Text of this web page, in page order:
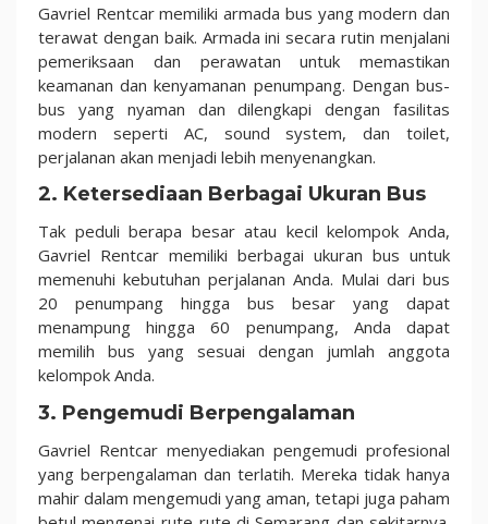
Gavriel Rentcar memiliki armada bus yang modern dan
terawat dengan baik. Armada ini secara rutin menjalani
pemeriksaan dan perawatan untuk memastikan
keamanan dan kenyamanan penumpang. Dengan bus-
bus yang nyaman dan dilengkapi dengan fasilitas
modern seperti AC, sound system, dan toilet,
perjalanan akan menjadi lebih menyenangkan.
2. Ketersediaan Berbagai Ukuran Bus
Tak peduli berapa besar atau kecil kelompok Anda,
Gavriel Rentcar memiliki berbagai ukuran bus untuk
memenuhi kebutuhan perjalanan Anda. Mulai dari bus
20 penumpang hingga bus besar yang dapat
menampung hingga 60 penumpang, Anda dapat
memilih bus yang sesuai dengan jumlah anggota
kelompok Anda.
3. Pengemudi Berpengalaman
Gavriel Rentcar menyediakan pengemudi profesional
yang berpengalaman dan terlatih. Mereka tidak hanya
mahir dalam mengemudi yang aman, tetapi juga paham